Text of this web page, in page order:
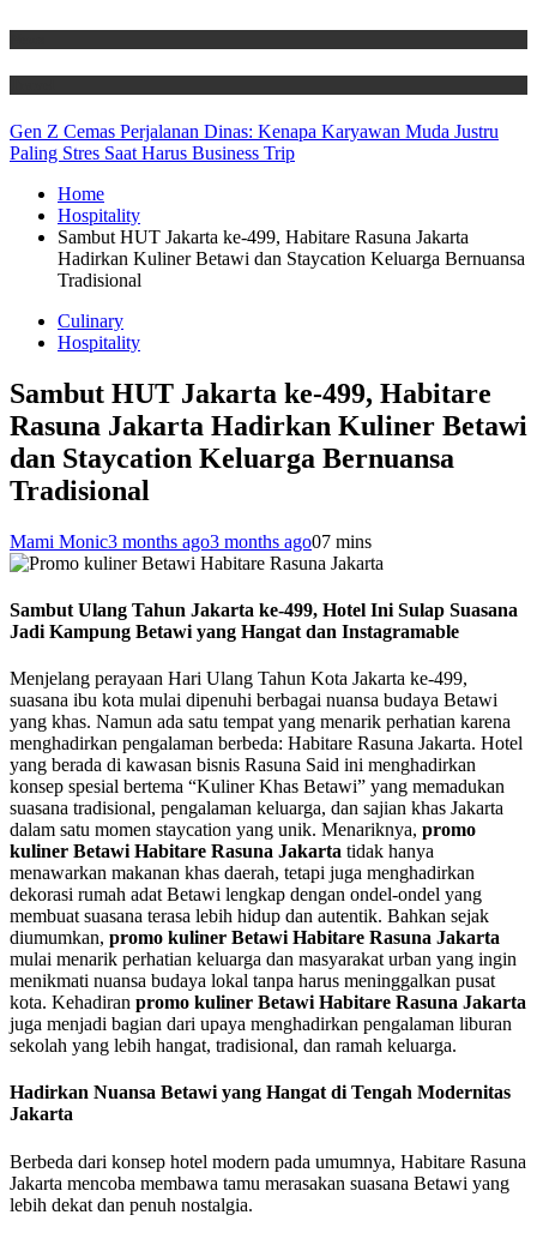
Gen Z Cemas Perjalanan Dinas: Kenapa Karyawan Muda Justru
Paling Stres Saat Harus Business Trip
Home
Hospitality
Sambut HUT Jakarta ke-499, Habitare Rasuna Jakarta
Hadirkan Kuliner Betawi dan Staycation Keluarga Bernuansa
Tradisional
Culinary
Hospitality
Sambut HUT Jakarta ke-499, Habitare
Rasuna Jakarta Hadirkan Kuliner Betawi
dan Staycation Keluarga Bernuansa
Tradisional
Mami Monic3 months ago3 months ago07 mins
Sambut Ulang Tahun Jakarta ke-499, Hotel Ini Sulap Suasana
Jadi Kampung Betawi yang Hangat dan Instagramable
Menjelang perayaan Hari Ulang Tahun Kota Jakarta ke-499,
suasana ibu kota mulai dipenuhi berbagai nuansa budaya Betawi
yang khas. Namun ada satu tempat yang menarik perhatian karena
menghadirkan pengalaman berbeda: Habitare Rasuna Jakarta. Hotel
yang berada di kawasan bisnis Rasuna Said ini menghadirkan
konsep spesial bertema “Kuliner Khas Betawi” yang memadukan
suasana tradisional, pengalaman keluarga, dan sajian khas Jakarta
dalam satu momen staycation yang unik. Menariknya, promo
kuliner Betawi Habitare Rasuna Jakarta tidak hanya
menawarkan makanan khas daerah, tetapi juga menghadirkan
dekorasi rumah adat Betawi lengkap dengan ondel-ondel yang
membuat suasana terasa lebih hidup dan autentik. Bahkan sejak
diumumkan, promo kuliner Betawi Habitare Rasuna Jakarta
mulai menarik perhatian keluarga dan masyarakat urban yang ingin
menikmati nuansa budaya lokal tanpa harus meninggalkan pusat
kota. Kehadiran promo kuliner Betawi Habitare Rasuna Jakarta
juga menjadi bagian dari upaya menghadirkan pengalaman liburan
sekolah yang lebih hangat, tradisional, dan ramah keluarga.
Hadirkan Nuansa Betawi yang Hangat di Tengah Modernitas
Jakarta
Berbeda dari konsep hotel modern pada umumnya, Habitare Rasuna
Jakarta mencoba membawa tamu merasakan suasana Betawi yang
lebih dekat dan penuh nostalgia.